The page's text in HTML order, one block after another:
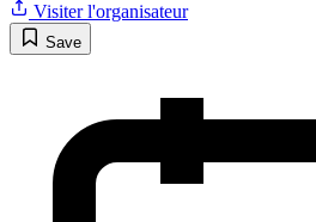
Visiter l'organisateur
Save